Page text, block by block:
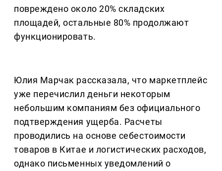
повреждено около 20% складских
площадей, остальные 80% продолжают
функционировать.
Юлия Марчак рассказала, что маркетплейс
уже перечислил деньги некоторым
небольшим компаниям без официального
подтверждения ущерба. Расчеты
проводились на основе себестоимости
товаров в Китае и логистических расходов,
однако письменных уведомлений о